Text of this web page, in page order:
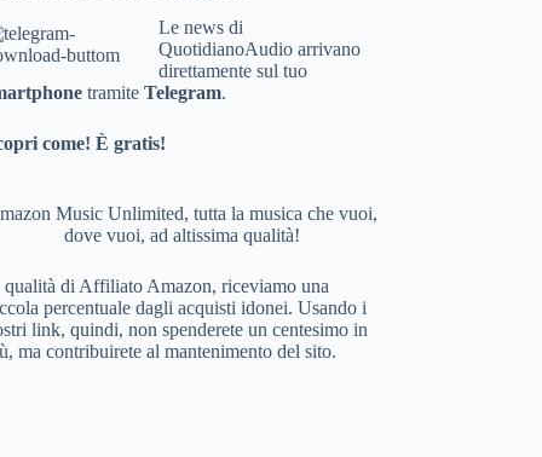
Le news di
QuotidianoAudio arrivano
direttamente sul tuo
tramiteTelegram.
come! È gratis!
Music Unlimited, tutta la musica che vuoi,
dove vuoi, ad altissima qualità!
qualità di Affiliato Amazon, riceviamo una
percentuale dagli acquisti idonei. Usando i
link, quindi, non spenderete un centesimo in
ma contribuirete al mantenimento del sito.